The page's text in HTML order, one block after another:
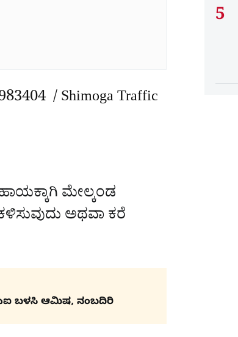
/ Shimoga Traffic
ಮೇಲ್ಕಂಡ
ಅಥವಾ ಕರೆ
ಎಐ ಬಳಸಿ ಆಮಿಷ, ನಂಬದಿರಿ